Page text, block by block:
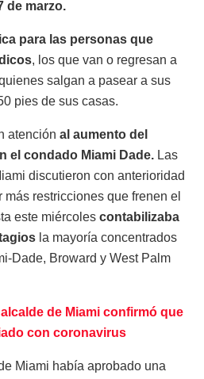
de marzo.
para las personas que
, los que van o regresan a
salgan a pasear a sus
pies de sus casas.
atención al aumento del
el condado Miami Dade. Las
discutieron con anterioridad
restricciones que frenen el
este miércoles contabilizaba
la mayoría concentrados
Dade, Broward y West Palm
alcalde de Miami confirmó que
con coronavirus
Miami había aprobado una